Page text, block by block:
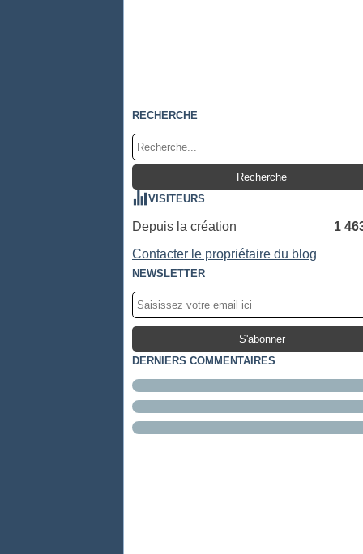
RECHERCHE
VISITEURS
Depuis la création
1
Contacter le propriétaire du blog
NEWSLETTER
DERNIERS COMMENTAIRES